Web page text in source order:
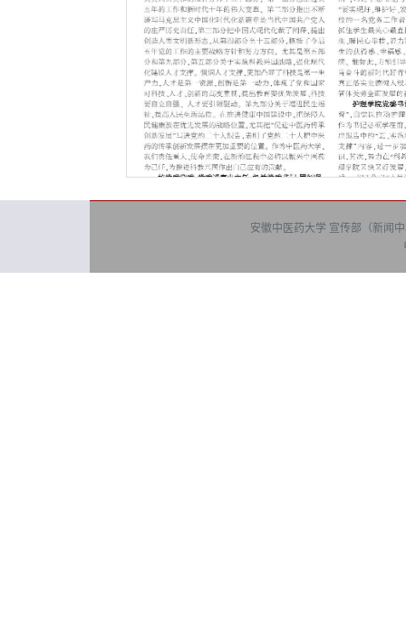
安徽中医药大学 宣传部（新闻